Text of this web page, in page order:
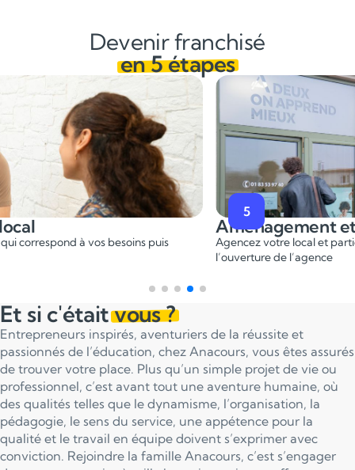
Devenir franchisé
en 5 étapes
du local
idéal qui correspond à vos besoins puis
5
Agencez votre
l’ouverture de
Et si c'étaitvous ?
Entrepreneurs inspirés, aventuriers de la réussite et
passionnés de l’éducation, chez Anacours, vous êtes assurés
de trouver votre place. Plus qu’un simple projet de vie ou
professionnel, c’est avant tout une aventure humaine, où
des qualités telles que le dynamisme, l’organisation, la
pédagogie, le sens du service, une appétence pour la
qualité et le travail en équipe doivent s’exprimer avec
conviction. Rejoindre la famille Anacours, c’est s’engager